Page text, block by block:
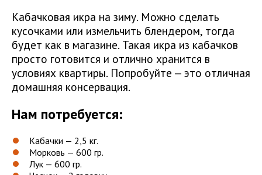
Кабачковая икра на зиму. Можно сделать
кусочками или измельчить блендером, тогда
будет как в магазине. Такая икра из кабачков
просто готовится и отлично хранится в
условиях квартиры. Попробуйте — это отличная
домашняя консервация.
Нам потребуется:
Кабачки — 2,5 кг.
Морковь — 600 гр.
Лук — 600 гр.